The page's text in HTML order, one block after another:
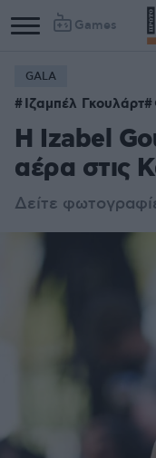
Games
GALA
Ιζαμπέλ Γκουλάρτ
Η Izabel
αέρα στις
Δείτε